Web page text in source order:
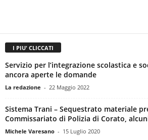
I PIU' CLICCATI
Servizio per l’integrazione scolastica e
ancora aperte le domande
La redazione - 22 Maggio 2022
Sistema Trani – Sequestrato materiale
Commissariato di Polizia di Corato,
Michele Varesano - 15 Luglio 2020